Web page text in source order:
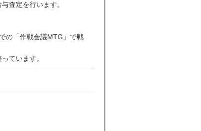
査定を行います。
の「作戦会議MTG」で戦
ています。